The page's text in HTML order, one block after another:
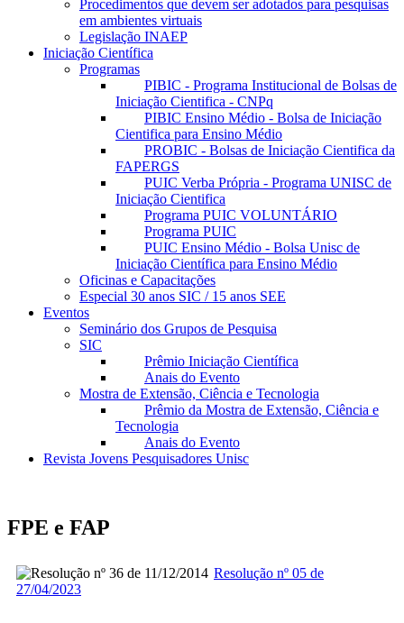
Procedimentos que devem ser adotados para pesquisas
em ambientes virtuais
Legislação INAEP
Iniciação Científica
Programas
PIBIC - Programa Institucional de Bolsas de
Iniciação Cientifica - CNPq
PIBIC Ensino Médio - Bolsa de Iniciação
Cientifica para Ensino Médio
PROBIC - Bolsas de Iniciação Cientifica da
FAPERGS
PUIC Verba Própria - Programa UNISC de
Iniciação Cientifica
Programa PUIC VOLUNTÁRIO
Programa PUIC
PUIC Ensino Médio - Bolsa Unisc de
Iniciação Científica para Ensino Médio
Oficinas e Capacitações
Especial 30 anos SIC / 15 anos SEE
Eventos
Seminário dos Grupos de Pesquisa
SIC
Prêmio Iniciação Científica
Anais do Evento
Mostra de Extensão, Ciência e Tecnologia
Prêmio da Mostra de Extensão, Ciência e
Tecnologia
Anais do Evento
Revista Jovens Pesquisadores Unisc
FPE e FAP
Resolução nº 05 de
27/04/2023